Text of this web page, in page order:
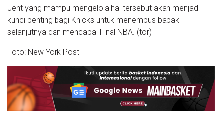
Jent yang mampu mengelola hal tersebut akan menjadi
kunci penting bagi Knicks untuk menembus babak
selanjutnya dan mencapai Final NBA. (tor)
Foto: New York Post